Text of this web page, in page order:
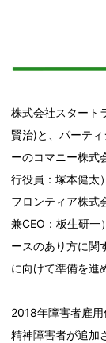
株式会社スタート
賢治)と、パーテ
ーのコマニー株式
行役員：塚本健太
フロンティア株式
兼CEO：板生研一
ースのあり方に関
に向けて準備を進
2018年障害者雇
精神障害者が追加